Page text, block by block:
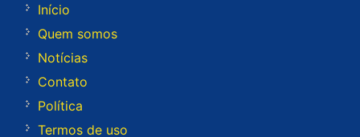
Início
Quem somos
Notícias
Contato
Política
Termos de uso